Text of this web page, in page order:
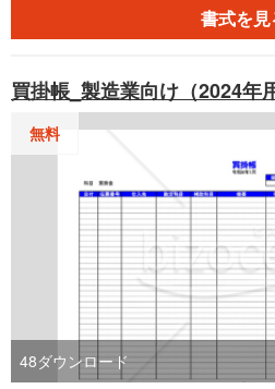
流れます。このテンプレートは
入を一元管理する場面で非常に
書式を見
買掛帳_製造業向け（2024年
無料
48ダウンロード